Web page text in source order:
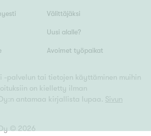
Välittäjäksi
Uusi alalle?
Avoimet työpaikat
-palvelun tai tietojen käyttäminen muihin
on kielletty ilman
antamaa kirjallista lupaa. Sivun
© 2026